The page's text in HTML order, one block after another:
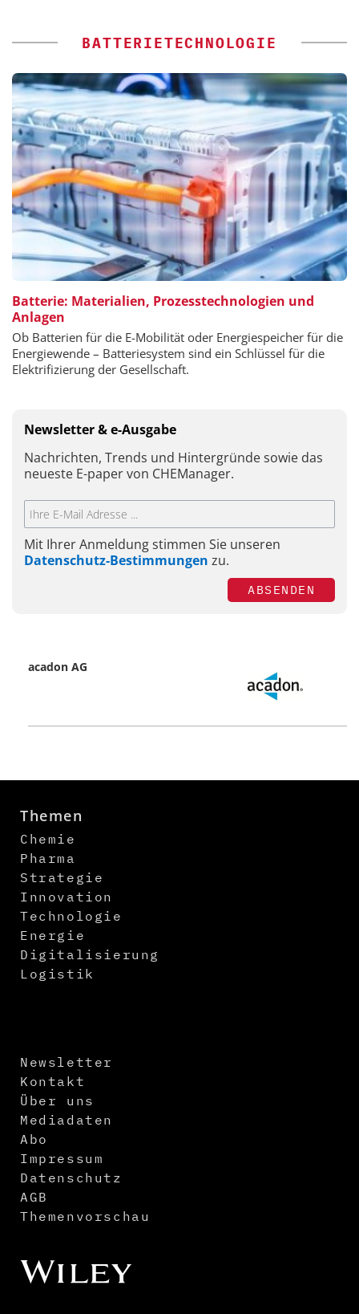
BATTERIETECHNOLOGIE
Batterie: Materialien, Prozesstechnologien und
Anlagen
Ob Batterien für die E-Mobilität oder Energiespeicher für die
Energiewende – Batteriesystem sind ein Schlüssel für die
Elektrifizierung der Gesellschaft.
Newsletter & e-Ausgabe
Nachrichten, Trends und Hintergründe sowie das
neueste E-paper von CHEManager.
Mit Ihrer Anmeldung stimmen Sie unseren
Datenschutz-Bestimmungen zu.
ABSENDEN
acadon AG
Themen
Chemie
Pharma
Strategie
Innovation
Technologie
Energie
Digitalisierung
Logistik
Newsletter
Kontakt
Über uns
Mediadaten
Abo
Impressum
Datenschutz
AGB
Themenvorschau